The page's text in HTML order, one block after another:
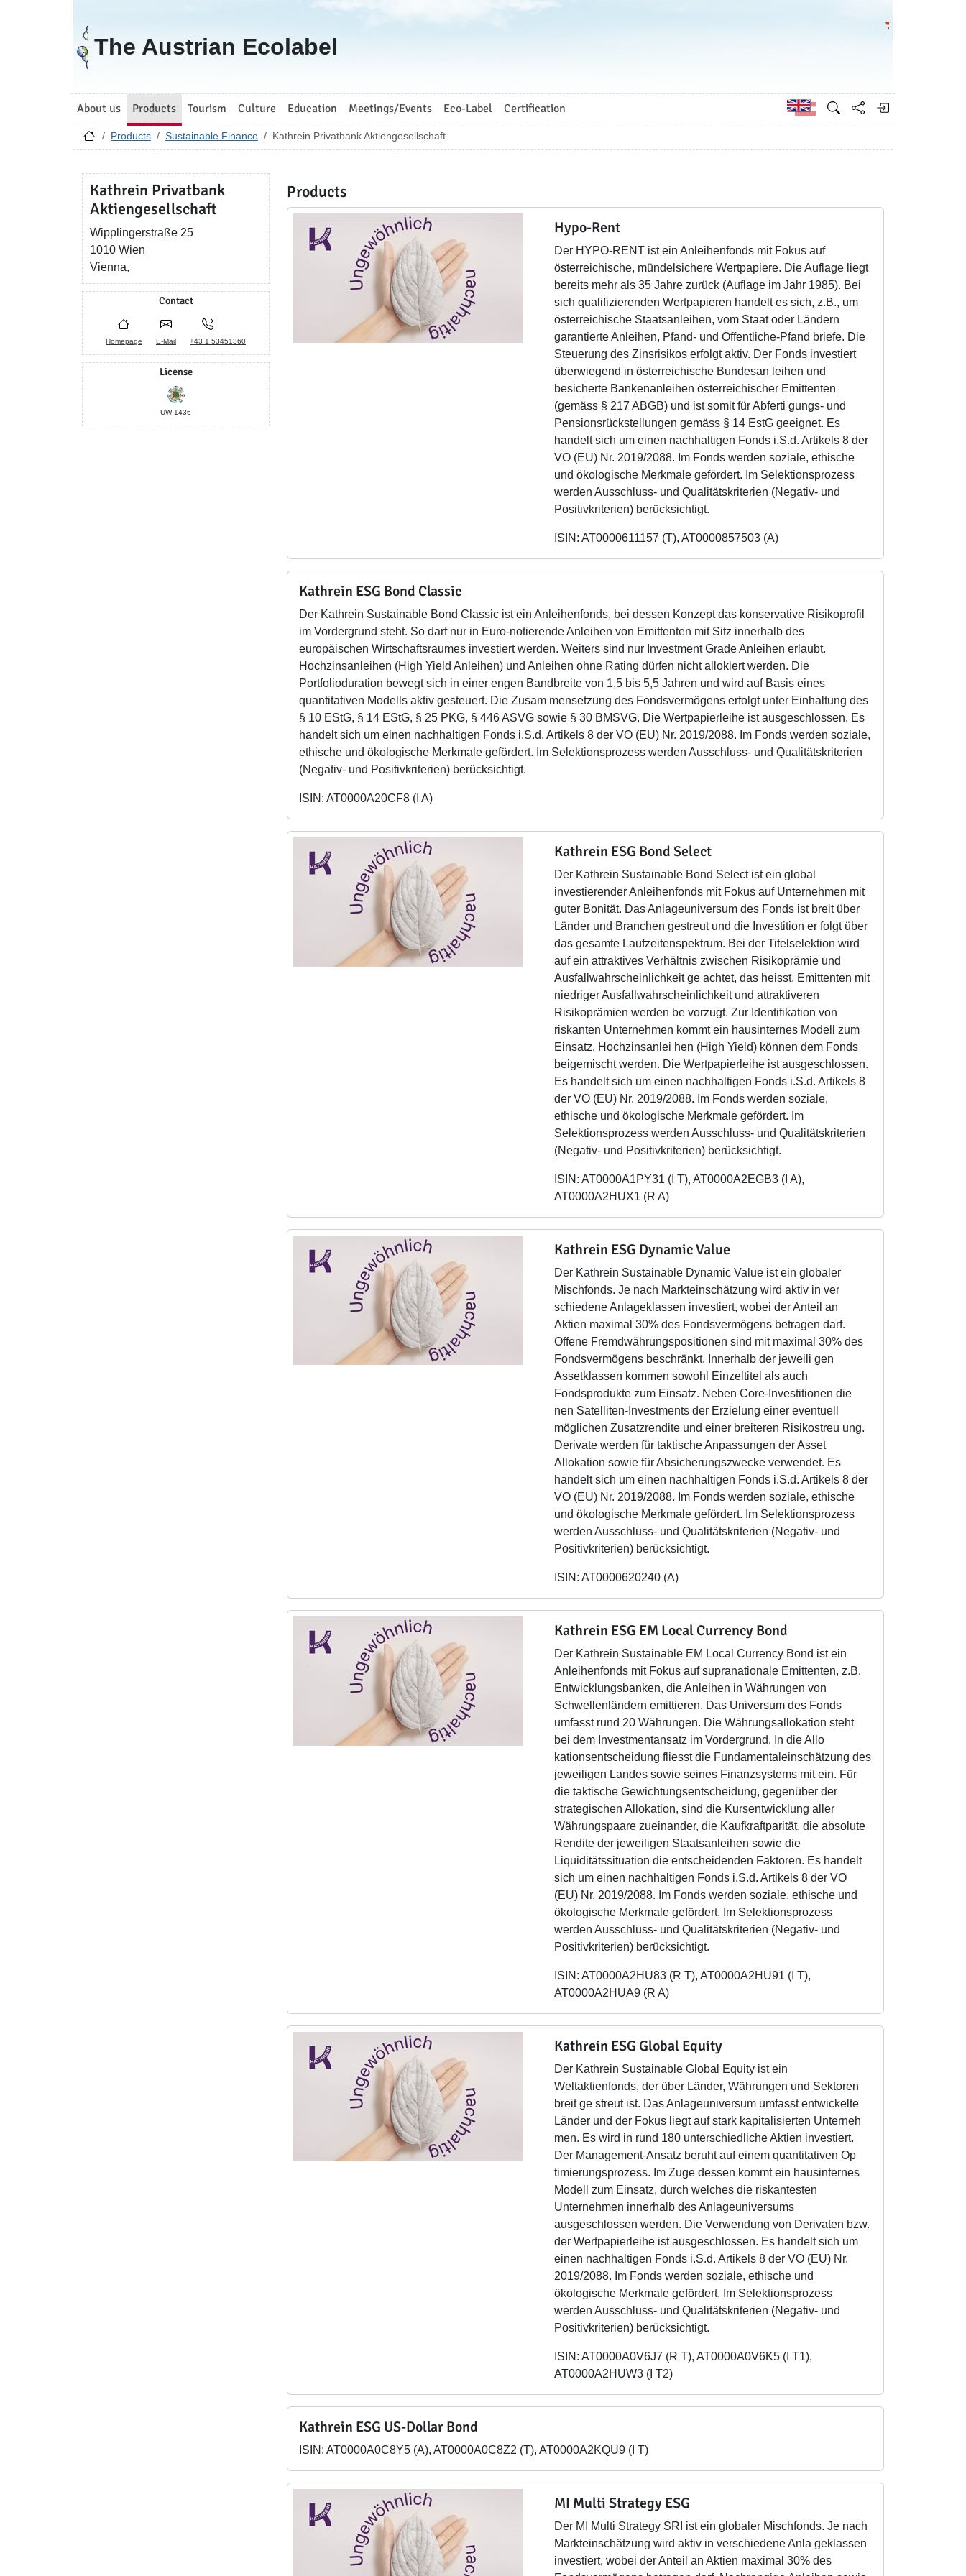
Go to homepage
The Austrian Ecolabel
Go to the
About us Products Tourism Culture Education Meetings/Events Eco-Label Certification German
Products Sustainable Finance Kathrein Privatbank Aktiengesellschaft
Kathrein Privatbank
Aktiengesellschaft
Wipplingerstraße 25
1010 Wien
Vienna,
Contact
Homepage E-Mail +43 1 53451360
License
UW 1436
Products
Hypo-Rent
Der HYPO-RENT ist ein Anleihenfonds mit Fokus auf
österreichische, mündelsichere Wertpapiere. Die Auflage liegt
bereits mehr als 35 Jahre zurück (Auflage im Jahr 1985). Bei
sich qualifizierenden Wertpapieren handelt es sich, z.B., um
österreichische Staatsanleihen, vom Staat oder Ländern
garantierte Anleihen, Pfand- und Öffentliche-Pfand briefe. Die
Steuerung des Zinsrisikos erfolgt aktiv. Der Fonds investiert
überwiegend in österreichische Bundesan leihen und
besicherte Bankenanleihen österreichischer Emittenten
(gemäss § 217 ABGB) und ist somit für Abferti gungs- und
Pensionsrückstellungen gemäss § 14 EstG geeignet. Es
handelt sich um einen nachhaltigen Fonds i.S.d. Artikels 8 der
VO (EU) Nr. 2019/2088. Im Fonds werden soziale, ethische
und ökologische Merkmale gefördert. Im Selektionsprozess
werden Ausschluss- und Qualitätskriterien (Negativ- und
Positivkriterien) berücksichtigt.
ISIN: AT0000611157 (T), AT0000857503 (A)
Kathrein ESG Bond Classic
Der Kathrein Sustainable Bond Classic ist ein Anleihenfonds, bei dessen Konzept das konservative Risikoprofil
im Vordergrund steht. So darf nur in Euro-notierende Anleihen von Emittenten mit Sitz innerhalb des
europäischen Wirtschaftsraumes investiert werden. Weiters sind nur Investment Grade Anleihen erlaubt.
Hochzinsanleihen (High Yield Anleihen) und Anleihen ohne Rating dürfen nicht allokiert werden. Die
Portfolioduration bewegt sich in einer engen Bandbreite von 1,5 bis 5,5 Jahren und wird auf Basis eines
quantitativen Modells aktiv gesteuert. Die Zusam mensetzung des Fondsvermögens erfolgt unter Einhaltung des
§ 10 EStG, § 14 EStG, § 25 PKG, § 446 ASVG sowie § 30 BMSVG. Die Wertpapierleihe ist ausgeschlossen. Es
handelt sich um einen nachhaltigen Fonds i.S.d. Artikels 8 der VO (EU) Nr. 2019/2088. Im Fonds werden soziale,
ethische und ökologische Merkmale gefördert. Im Selektionsprozess werden Ausschluss- und Qualitätskriterien
(Negativ- und Positivkriterien) berücksichtigt.
ISIN: AT0000A20CF8 (I A)
Kathrein ESG Bond Select
Der Kathrein Sustainable Bond Select ist ein global
investierender Anleihenfonds mit Fokus auf Unternehmen mit
guter Bonität. Das Anlageuniversum des Fonds ist breit über
Länder und Branchen gestreut und die Investition er folgt über
das gesamte Laufzeitenspektrum. Bei der Titelselektion wird
auf ein attraktives Verhältnis zwischen Risikoprämie und
Ausfallwahrscheinlichkeit ge achtet, das heisst, Emittenten mit
niedriger Ausfallwahrscheinlichkeit und attraktiveren
Risikoprämien werden be vorzugt. Zur Identifikation von
riskanten Unternehmen kommt ein hausinternes Modell zum
Einsatz. Hochzinsanlei hen (High Yield) können dem Fonds
beigemischt werden. Die Wertpapierleihe ist ausgeschlossen.
Es handelt sich um einen nachhaltigen Fonds i.S.d. Artikels 8
der VO (EU) Nr. 2019/2088. Im Fonds werden soziale,
ethische und ökologische Merkmale gefördert. Im
Selektionsprozess werden Ausschluss- und Qualitätskriterien
(Negativ- und Positivkriterien) berücksichtigt.
ISIN: AT0000A1PY31 (I T), AT0000A2EGB3 (I A),
AT0000A2HUX1 (R A)
Kathrein ESG Dynamic Value
Der Kathrein Sustainable Dynamic Value ist ein globaler
Mischfonds. Je nach Markteinschätzung wird aktiv in ver
schiedene Anlageklassen investiert, wobei der Anteil an
Aktien maximal 30% des Fondsvermögens betragen darf.
Offene Fremdwährungspositionen sind mit maximal 30% des
Fondsvermögens beschränkt. Innerhalb der jeweili gen
Assetklassen kommen sowohl Einzeltitel als auch
Fondsprodukte zum Einsatz. Neben Core-Investitionen die
nen Satelliten-Investments der Erzielung einer eventuell
möglichen Zusatzrendite und einer breiteren Risikostreu ung.
Derivate werden für taktische Anpassungen der Asset
Allokation sowie für Absicherungszwecke verwendet. Es
handelt sich um einen nachhaltigen Fonds i.S.d. Artikels 8 der
VO (EU) Nr. 2019/2088. Im Fonds werden soziale, ethische
und ökologische Merkmale gefördert. Im Selektionsprozess
werden Ausschluss- und Qualitätskriterien (Negativ- und
Positivkriterien) berücksichtigt.
ISIN: AT0000620240 (A)
Kathrein ESG EM Local Currency Bond
Der Kathrein Sustainable EM Local Currency Bond ist ein
Anleihenfonds mit Fokus auf supranationale Emittenten, z.B.
Entwicklungsbanken, die Anleihen in Währungen von
Schwellenländern emittieren. Das Universum des Fonds
umfasst rund 20 Währungen. Die Währungsallokation steht
bei dem Investmentansatz im Vordergrund. In die Allo
kationsentscheidung fliesst die Fundamentaleinschätzung des
jeweiligen Landes sowie seines Finanzsystems mit ein. Für
die taktische Gewichtungsentscheidung, gegenüber der
strategischen Allokation, sind die Kursentwicklung aller
Währungspaare zueinander, die Kaufkraftparität, die absolute
Rendite der jeweiligen Staatsanleihen sowie die
Liquiditätssituation die entscheidenden Faktoren. Es handelt
sich um einen nachhaltigen Fonds i.S.d. Artikels 8 der VO
(EU) Nr. 2019/2088. Im Fonds werden soziale, ethische und
ökologische Merkmale gefördert. Im Selektionsprozess
werden Ausschluss- und Qualitätskriterien (Negativ- und
Positivkriterien) berücksichtigt.
ISIN: AT0000A2HU83 (R T), AT0000A2HU91 (I T),
AT0000A2HUA9 (R A)
Kathrein ESG Global Equity
Der Kathrein Sustainable Global Equity ist ein
Weltaktienfonds, der über Länder, Währungen und Sektoren
breit ge streut ist. Das Anlageuniversum umfasst entwickelte
Länder und der Fokus liegt auf stark kapitalisierten Unterneh
men. Es wird in rund 180 unterschiedliche Aktien investiert.
Der Management-Ansatz beruht auf einem quantitativen Op
timierungsprozess. Im Zuge dessen kommt ein hausinternes
Modell zum Einsatz, durch welches die riskantesten
Unternehmen innerhalb des Anlageuniversums
ausgeschlossen werden. Die Verwendung von Derivaten bzw.
der Wertpapierleihe ist ausgeschlossen. Es handelt sich um
einen nachhaltigen Fonds i.S.d. Artikels 8 der VO (EU) Nr.
2019/2088. Im Fonds werden soziale, ethische und
ökologische Merkmale gefördert. Im Selektionsprozess
werden Ausschluss- und Qualitätskriterien (Negativ- und
Positivkriterien) berücksichtigt.
ISIN: AT0000A0V6J7 (R T), AT0000A0V6K5 (I T1),
AT0000A2HUW3 (I T2)
Kathrein ESG US-Dollar Bond
ISIN: AT0000A0C8Y5 (A), AT0000A0C8Z2 (T), AT0000A2KQU9 (I T)
MI Multi Strategy ESG
Der MI Multi Strategy SRI ist ein globaler Mischfonds. Je nach
Markteinschätzung wird aktiv in verschiedene Anla geklassen
investiert, wobei der Anteil an Aktien maximal 30% des